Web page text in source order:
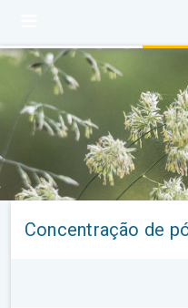
Concentração de